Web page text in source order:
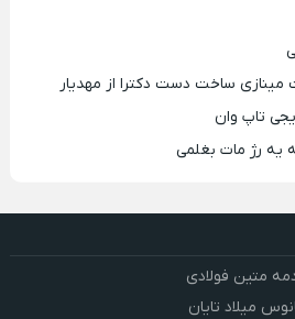
مینازی ساخت دست دکترا از مهدیار
تاپ وان
یه رژ مات بغلمی
متین فولادی
میلاد تایان